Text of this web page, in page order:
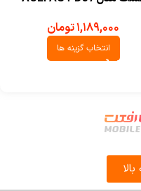
۱,۱۸۹,۰۰۰تومان
انتخاب گزینه ها